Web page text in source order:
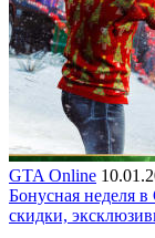
GTA Online
Бонусная неделя
скидки,